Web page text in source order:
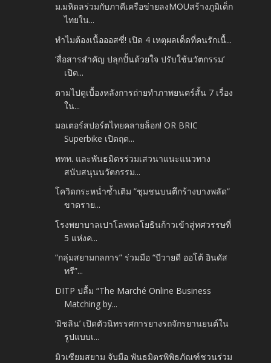
ม.มหิดลร่วมกับภาคีเครือข่ายลงMOUสร้างภูมิเด็ก
ไทยใน...
ทำไมต้องเนื้อออสซี่! เปิด 4 เหตุผลเด็ดที่คนรักเนื้...
‘สื่อสารสำคัญ ปลุกปั้นด้วยใจ ปรับใช้นวัตกรรม’
เปิด...
ตามไปดูเบื้องหลังการถ่ายทำภาพยนตร์สั้น 7 เรื่อง
ใน...
มอเตอร์สปอร์ตไทยคลายล็อก! OR BRIC
Superbike เปิดฤด...
ททท. และพันธมิตรร่วมเสวนาแนะแนวทาง
สนับสนุนนวัตกรรม...
โควิดกระหน่ำซ้ำเติม ”ชุมชนบนตึกร้างบางพลัด”
ขาดราย...
โรงพยาบาลเปาโลพหลโยธินก้าวเข้าสู่ทศวรรษที่
5 แห่งค...
“กลุ่มสยามกลการ” ร่วมมือ “บีวายดี ออโต้ อินดัส
ทรี”...
DITP ปลื้ม “The Marché Online Business
Matching by...
‘มิชลิน’ เปิดตัวนิทรรศการยางรถจักรยานยนต์ใน
รูปแบบเ...
มิวเซียมสยาม จับมือ พันธมิตรพิพิธภัณฑ์ชวนร่วม